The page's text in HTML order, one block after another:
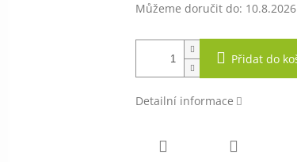
Můžeme doručit do: 10.8.2026
Přidat do
Detailní informace